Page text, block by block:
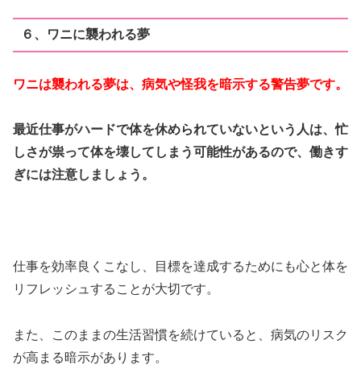
６、ワニに襲われる夢
ワニは襲われる夢は、病気や怪我を暗示する警告夢です。
最近仕事がハードで体を休められていないという人は、忙
しさが祟って体を壊してしまう可能性があるので、働きす
ぎには注意しましょう。
仕事を効率良くこなし、目標を達成するためにも心と体を
リフレッシュすることが大切です。
また、このままの生活習慣を続けていると、病気のリスク
が高まる暗示があります。